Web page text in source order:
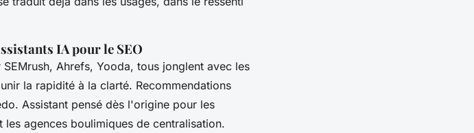
IA pour le SEO
Ahrefs, Yooda, tous jonglent avec les
la rapidité à la clarté. Recommendations
Assistant pensé dès l'origine pour les
agences boulimiques de centralisation.